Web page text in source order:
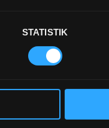
STATISTIK